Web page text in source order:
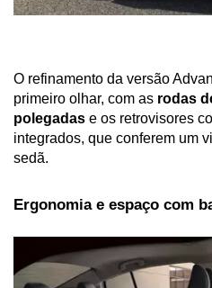
O refinamento da versão
primeiro olhar, com as rodas
polegadas e os retrovisores
integrados, que conferem um
sedã.
Ergonomia e espaço com